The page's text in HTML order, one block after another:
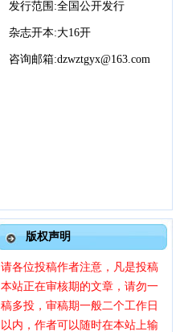
发行范围 :全国公开发行
杂志开本:大16开
咨询邮箱:dzwztgyx@163.com
版权声明
请各位投稿作者注意，凡是投稿
本站正在审核期的文章，请勿一
稿多投，审稿期一般二个工作日
以内，作者可以随时在本站上输